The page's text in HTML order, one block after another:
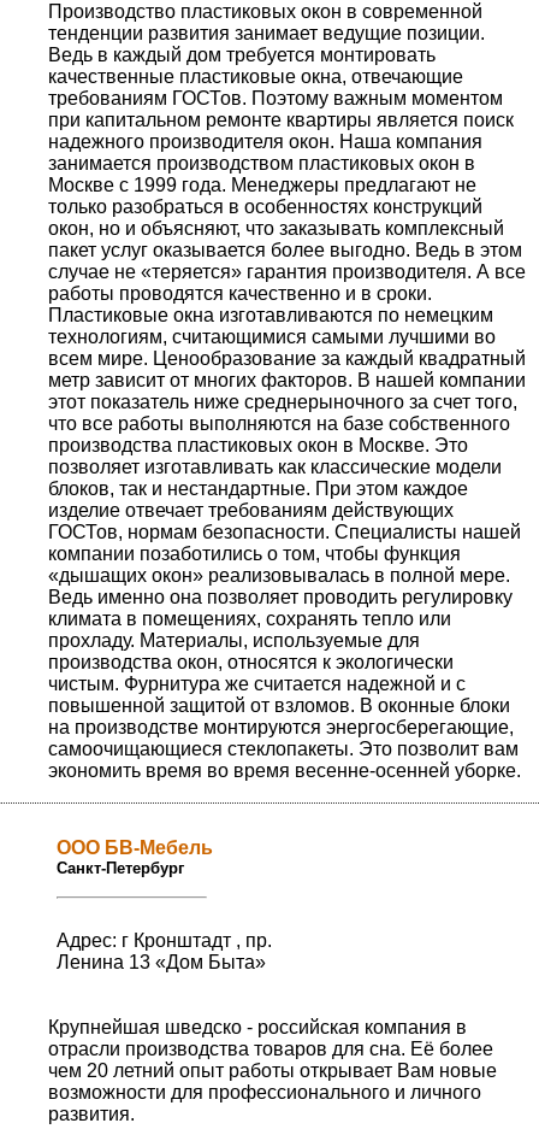
Производство пластиковых окон в современной
тенденции развития занимает ведущие позиции.
Ведь в каждый дом требуется монтировать
качественные пластиковые окна, отвечающие
требованиям ГОСТов. Поэтому важным моментом
при капитальном ремонте квартиры является поиск
надежного производителя окон. Наша компания
занимается производством пластиковых окон в
Москве c 1999 года. Менеджеры предлагают не
только разобраться в особенностях конструкций
окон, но и объясняют, что заказывать комплексный
пакет услуг оказывается более выгодно. Ведь в этом
случае не «теряется» гарантия производителя. А все
работы проводятся качественно и в сроки.
Пластиковые окна изготавливаются по немецким
технологиям, считающимися самыми лучшими во
всем мире. Ценообразование за каждый квадратный
метр зависит от многих факторов. В нашей компании
этот показатель ниже среднерыночного за счет того,
что все работы выполняются на базе собственного
производства пластиковых окон в Москве. Это
позволяет изготавливать как классические модели
блоков, так и нестандартные. При этом каждое
изделие отвечает требованиям действующих
ГОСТов, нормам безопасности. Специалисты нашей
компании позаботились о том, чтобы функция
«дышащих окон» реализовывалась в полной мере.
Ведь именно она позволяет проводить регулировку
климата в помещениях, сохранять тепло или
прохладу. Материалы, используемые для
производства окон, относятся к экологически
чистым. Фурнитура же считается надежной и с
повышенной защитой от взломов. В оконные блоки
на производстве монтируются энергосберегающие,
самоочищающиеся стеклопакеты. Это позволит вам
экономить время во время весенне-осенней уборке.
ООО БВ-Мебель
Санкт-Петербург
Адрес: г Кронштадт , пр.
Ленина 13 «Дом Быта»
Крупнейшая шведско - российская компания в
отрасли производства товаров для сна. Её более
чем 20 летний опыт работы открывает Вам новые
возможности для профессионального и личного
развития.